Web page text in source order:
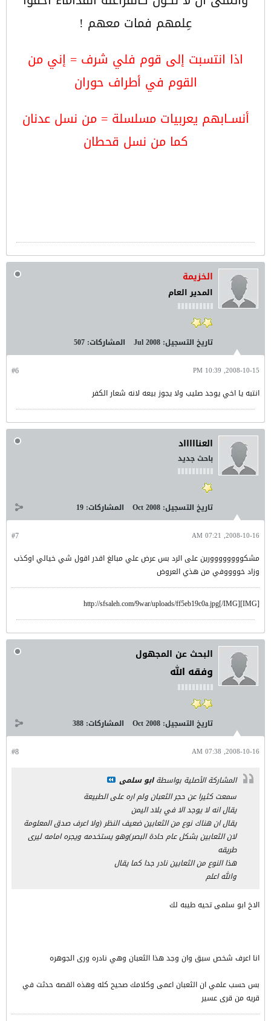
عِلمهم فمات معهم !
اذا انتسبت إلى قوم فلي شرف = إني من
القوم في أطراف حوران
أنســابهم يعربيات مسلسلة = من نسل عدنان
كما من نسل قحطان
الخزيمة
المدير العام
تاريخ التسجيل: Jul 2008 المشاركات: 507
#6 2008-10-15, 10:39 PM
انتبه يا اخي يوجد صليب ولا يجوز بيعه لانه شعار الكفر
العناااااد
باحث جديد
تاريخ التسجيل: Oct 2008 المشاركات: 19
#7 2008-10-16, 07:21 AM
مشكوووووووورين على الرد بس عرض علي مبالغ اقدر اقول شي خيالي اوكذب
وزاد خووووفي من هذي العروض
[IMG]http://sfsaleh.com/9war/uploads/ff5eb19c0a.jpg[/IMG]
البحث عن المجهول
وفقه الله
تاريخ التسجيل: Oct 2008 المشاركات: 388
#8 2008-10-16, 07:38 AM
المشاركة الأصلية بواسطةابو سلمى
سمعت كثيرا عن حجر الثعبان ولم اره على الطبيعة
يقال انه لا يوجد الا في بلاد اليمن
يقال ان هناك نوع من الثعابين ضعيف النظر (ولا اعرف صدق المعلومة
لان الثعابين بشكل عام حادة البصر)وهو يستخدمه ويجره امامه ليرى
طريقه
هذا النوع من الثعابين نادر جدا كما يقال
والله اعلم
الاخ ابو سلمى تحيه طيبه لك
انا اعرف شخص سبق وان وجد هذا الثعبان وهي نادره ورى الجوهره
بس حسب علمي ان الثعبان اعمى وكلامك صحيح كله وهذه القصه حدثت في
قريه من قرى عسير